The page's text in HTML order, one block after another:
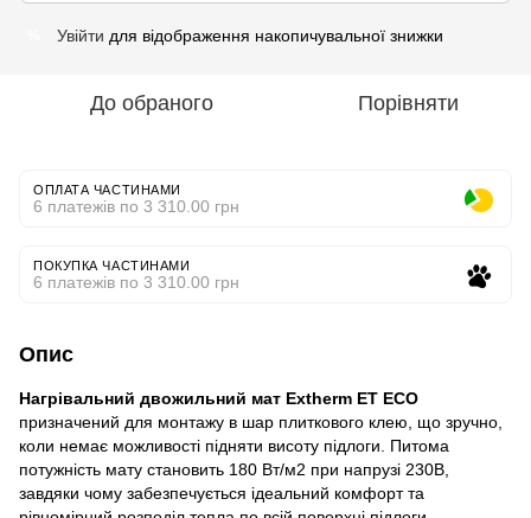
Увійти для відображення накопичувальної знижки
До обраного Порівняти
ОПЛАТА ЧАСТИНАМИ
6 платежів по 3 310.00 грн
ПОКУПКА ЧАСТИНАМИ
6 платежів по 3 310.00 грн
Опис
Нагрівальний двожильний мат Extherm ET ECO
призначений для монтажу в шар плиткового клею, що зручно,
коли немає можливості підняти висоту підлоги. Питома
потужність мату становить 180 Вт/м2 при напрузі 230В,
завдяки чому забезпечується ідеальний комфорт та